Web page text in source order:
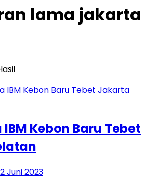
lama jakarta
Kebon Baru Tebet
2 Juni 2023